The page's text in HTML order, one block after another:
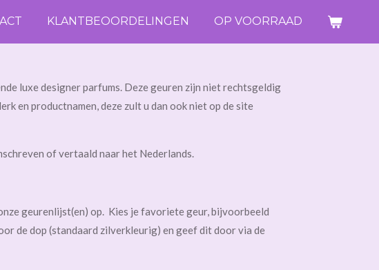
KLANTBEOORDELINGEN OP VOORRAAD
luxe designer parfums. Deze geuren zijn niet rechtsgeldig
en productnamen, deze zult u dan ook niet op de site
of vertaald naar het Nederlands.
geurenlijst(en) op. Kies je favoriete geur, bijvoorbeeld
dop (standaard zilverkleurig) en geef dit door via de